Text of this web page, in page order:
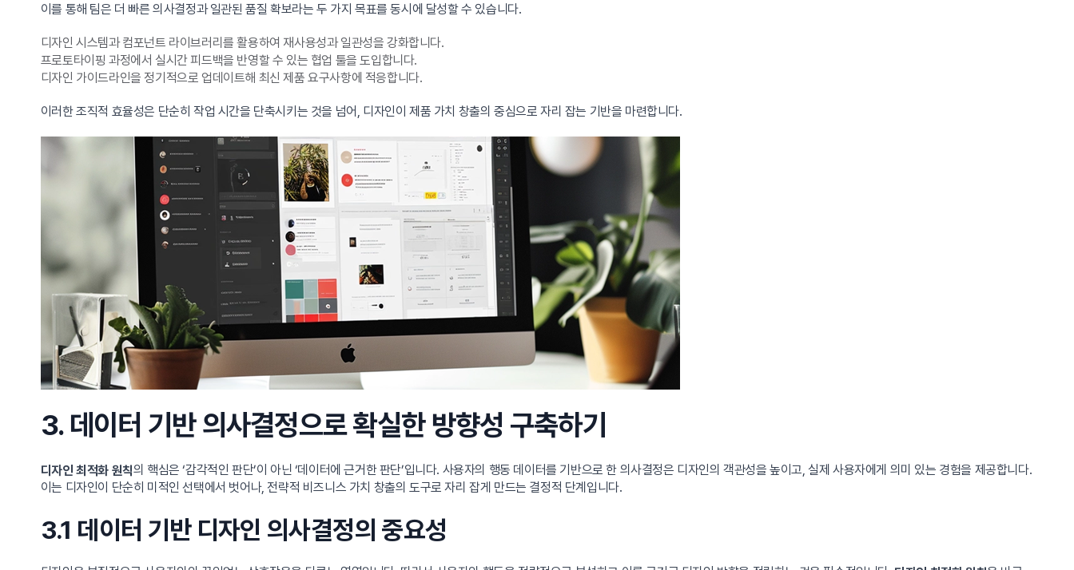
이를 통해 팀은 더 빠른 의사결정과 일관된 품질 확보라는 두 가지 목표를 동시에 달성할 수 있습니다.
디자인 시스템과 컴포넌트 라이브러리를 활용하여 재사용성과 일관성을 강화합니다.
프로토타이핑 과정에서 실시간 피드백을 반영할 수 있는 협업 툴을 도입합니다.
디자인 가이드라인을 정기적으로 업데이트해 최신 제품 요구사항에 적응합니다.
이러한 조직적 효율성은 단순히 작업 시간을 단축시키는 것을 넘어, 디자인이 제품 가치 창출의 중심으로 자리 잡는 기반을 마련합니다.
3. 데이터 기반 의사결정으로 확실한 방향성 구축하기
디자인 최적화 원칙의 핵심은 ‘감각적인 판단’이 아닌 ‘데이터에 근거한 판단’입니다. 사용자의 행동 데이터를 기반으로 한 의사결정은 디자인의 객관성을 높이고, 실제 사용자에게 의미 있는 경험을 제공합니다.
이는 디자인이 단순히 미적인 선택에서 벗어나, 전략적 비즈니스 가치 창출의 도구로 자리 잡게 만드는 결정적 단계입니다.
3.1 데이터 기반 디자인 의사결정의 중요성